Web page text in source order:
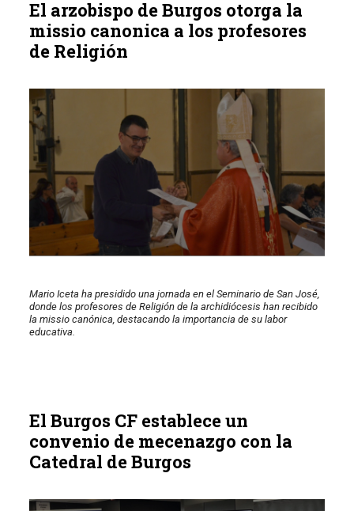
El arzobispo de Burgos otorga la
missio canonica a los profesores
de Religión
Mario Iceta ha presidido una jornada en el Seminario de San José,
donde los profesores de Religión de la archidiócesis han recibido
la missio canónica, destacando la importancia de su labor
educativa.
El Burgos CF establece un
convenio de mecenazgo con la
Catedral de Burgos